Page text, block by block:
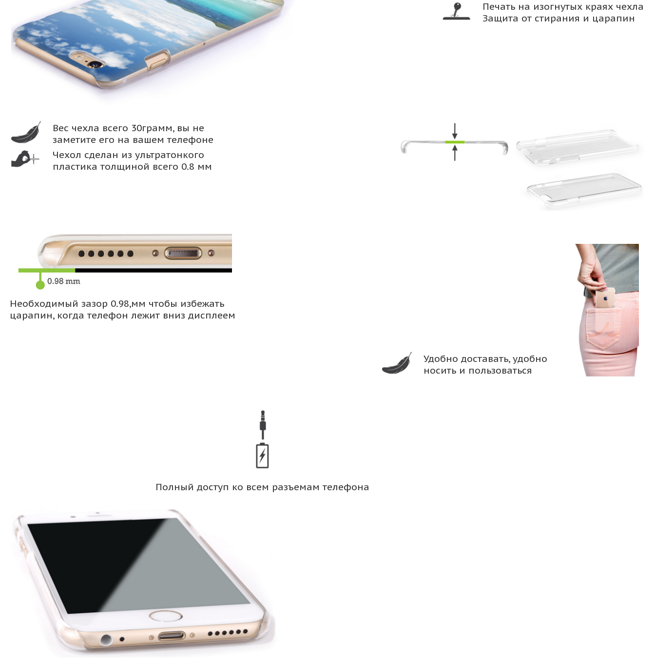
Печать на изогнутых краях чехла
Защита от стирания и царапин
Вес чехла всего 30грамм, вы не
заметите его на вашем телефоне
Чехол сделан из ультратонкого
пластика толщиной всего 0.8 мм
Удобно доставать, удобно
носить и пользоваться
Необходимый зазор 0.98,мм чтобы избежать
царапин, когда телефон лежит вниз дисплеем
Полный доступ ко всем разъемам телефона